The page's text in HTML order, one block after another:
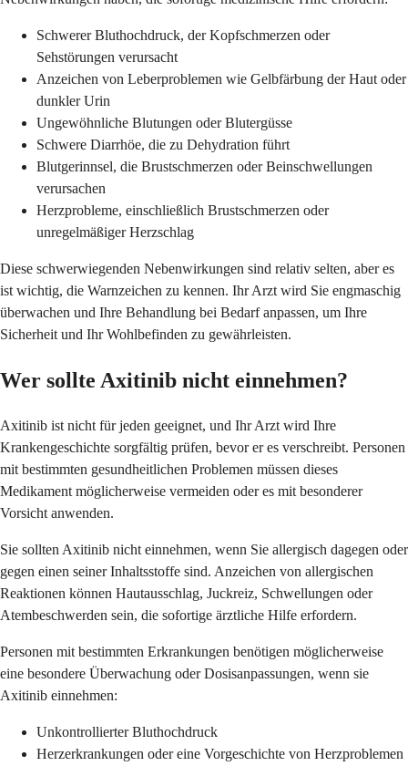
Schwerer Bluthochdruck, der Kopfschmerzen oder
Sehstörungen verursacht
Anzeichen von Leberproblemen wie Gelbfärbung der Haut oder
dunkler Urin
Ungewöhnliche Blutungen oder Blutergüsse
Schwere Diarrhöe, die zu Dehydration führt
Blutgerinnsel, die Brustschmerzen oder Beinschwellungen
verursachen
Herzprobleme, einschließlich Brustschmerzen oder
unregelmäßiger Herzschlag
Diese schwerwiegenden Nebenwirkungen sind relativ selten, aber es
ist wichtig, die Warnzeichen zu kennen. Ihr Arzt wird Sie engmaschig
überwachen und Ihre Behandlung bei Bedarf anpassen, um Ihre
Sicherheit und Ihr Wohlbefinden zu gewährleisten.
Wer sollte Axitinib nicht einnehmen?
Axitinib ist nicht für jeden geeignet, und Ihr Arzt wird Ihre
Krankengeschichte sorgfältig prüfen, bevor er es verschreibt. Personen
mit bestimmten gesundheitlichen Problemen müssen dieses
Medikament möglicherweise vermeiden oder es mit besonderer
Vorsicht anwenden.
Sie sollten Axitinib nicht einnehmen, wenn Sie allergisch dagegen oder
gegen einen seiner Inhaltsstoffe sind. Anzeichen von allergischen
Reaktionen können Hautausschlag, Juckreiz, Schwellungen oder
Atembeschwerden sein, die sofortige ärztliche Hilfe erfordern.
Personen mit bestimmten Erkrankungen benötigen möglicherweise
eine besondere Überwachung oder Dosisanpassungen, wenn sie
Axitinib einnehmen:
Unkontrollierter Bluthochdruck
Herzerkrankungen oder eine Vorgeschichte von Herzproblemen